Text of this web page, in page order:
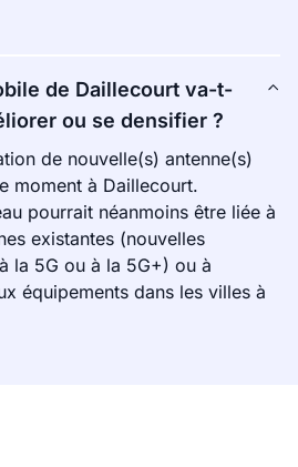
de Daillecourt va-t-
ou se densifier ?
de nouvelle(s) antenne(s)
moment à Daillecourt.
pourrait néanmoins être liée à
existantes (nouvelles
la 5G ou à la 5G+) ou à
équipements dans les villes à